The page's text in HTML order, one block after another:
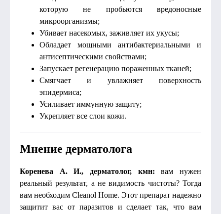
которую не пробьются вредоносные
микроорганизмы;
Убивает насекомых, заживляет их укусы;
Обладает мощными антибактериальными и
антисептическими свойствами;
Запускает регенерацию пораженных тканей;
Смягчает и увлажняет поверхность
эпидермиса;
Усиливает иммунную защиту;
Укрепляет все слои кожи.
Мнение дерматолога
Коренева А. И., дерматолог, кмн: вам нужен
реальный результат, а не видимость чистоты? Тогда
вам необходим Cleanol Home. Этот препарат надежно
защитит вас от паразитов и сделает так, что вам